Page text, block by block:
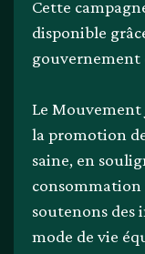
Cette
disponible
gouvernement
Le
la promotion
saine, en
soutenons
mode de vie